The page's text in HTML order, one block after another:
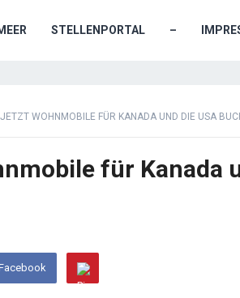
STELLENPORTAL –
WOHNMOBILE FÜR KANADA UND DIE USA
für Kanada